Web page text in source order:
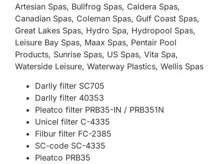
Artesian Spas, Bullfrog Spas, Caldera Spas,
Canadian Spas, Coleman Spas, Gulf Coast Spas,
Great Lakes Spas, Hydro Spa, Hydropool Spas,
Leisure Bay Spas, Maax Spas, Pentair Pool
Products, Sunrise Spas, US Spas, Vita Spa,
Waterside Leisure, Waterway Plastics, Wellis Spas
Darlly filter SC705
Darlly filter 40353
Pleatco filter PRB35-IN / PRB351N
Unicel filter C-4335
Filbur filter FC-2385
SC-code SC-4335
Pleatco PRB35